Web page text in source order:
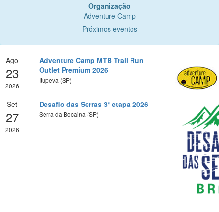
Organização
Adventure Camp
Próximos eventos
Ago
23
2026
Adventure Camp MTB Trail Run
Outlet Premium 2026
Itupeva (SP)
Set
27
2026
Desafio das Serras 3ª etapa 2026
Serra da Bocaina (SP)